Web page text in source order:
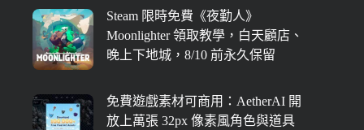
Steam 限時免費《夜勤人》
Moonlighter 領取教學，白天顧店、
晚上下地城，8/10 前永久保留
免費遊戲素材可商用：AetherAI 開
放上萬張 32px 像素風角色與道具